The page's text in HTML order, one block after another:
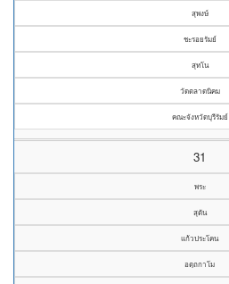
สุพงษ์
ชะรอยรัมย์
สุทโน
วัดตลาดนิคม
คณะจังหวัดบุรีรัมย์
31
พระ
สุตัน
แก้วประโคน
อตฺถกาโม